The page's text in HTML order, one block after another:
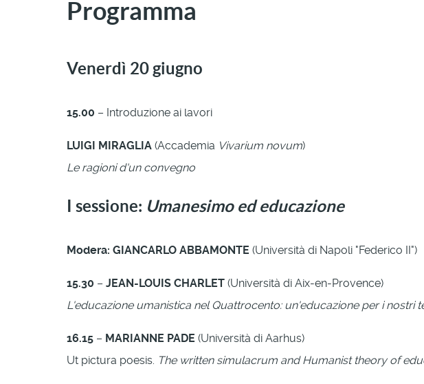
Programma
Venerdì 20 giugno
15.00 – Introduzione ai lavori
LUIGI MIRAGLIA (Accademia Vivarium novum)
Le ragioni d'un convegno
I sessione: Umanesimo ed educazione
Modera: GIANCARLO ABBAMONTE (Università di Napoli "Federico II")
15.30 – JEAN-LOUIS CHARLET (Università di Aix-en-Provence)
L'educazione umanistica nel Quattrocento: un'educazione per i nostri
16.15 – MARIANNE PADE (Università di Aarhus)
Ut pictura poesis. The written simulacrum and Humanist theory of